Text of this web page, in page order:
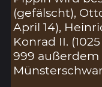
(gefälscht),
April 14),
Konrad II.
999 außerdem